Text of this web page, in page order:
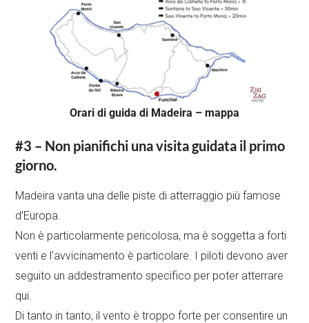
Orari di guida di Madeira – mappa
#3 – Non pianifichi una visita guidata il primo
giorno.
Madeira vanta una delle piste di atterraggio più famose
d’Europa.
Non è particolarmente pericolosa, ma è soggetta a forti
venti e l’avvicinamento è particolare. I piloti devono aver
seguito un addestramento specifico per poter atterrare
qui.
Di tanto in tanto, il vento è troppo forte per consentire un